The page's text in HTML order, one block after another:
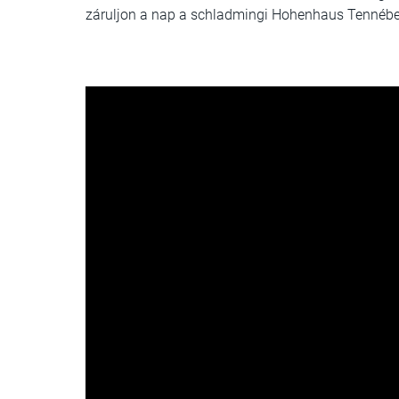
záruljon a nap a schladmingi Hohenhaus